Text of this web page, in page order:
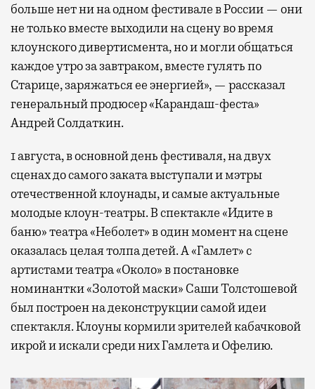
больше нет ни на одном фестивале в России — они
не только вместе выходили на сцену во время
клоунского дивертисмента, но и могли общаться
каждое утро за завтраком, вместе гулять по
Старице, заряжаться ее энергией», — рассказал
генеральный продюсер «Карандаш-феста»
Андрей Солдаткин.
1 августа, в основной день фестиваля, на двух
сценах до самого заката выступали и мэтры
отечественной клоунады, и самые актуальные
молодые клоун-театры. В спектакле «Идите в
баню» театра «Неболет» в один момент на сцене
оказалась целая толпа детей. А «Гамлет» с
артистами театра «Около» в постановке
номинантки «Золотой маски» Саши Толстошевой
был построен на деконструкции самой идеи
спектакля. Клоуны кормили зрителей кабачковой
икрой и искали среди них Гамлета и Офелию.